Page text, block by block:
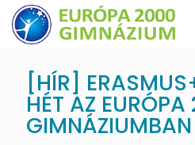
[HÍR]
HÉT AZ
GIMNÁZIUMBAN